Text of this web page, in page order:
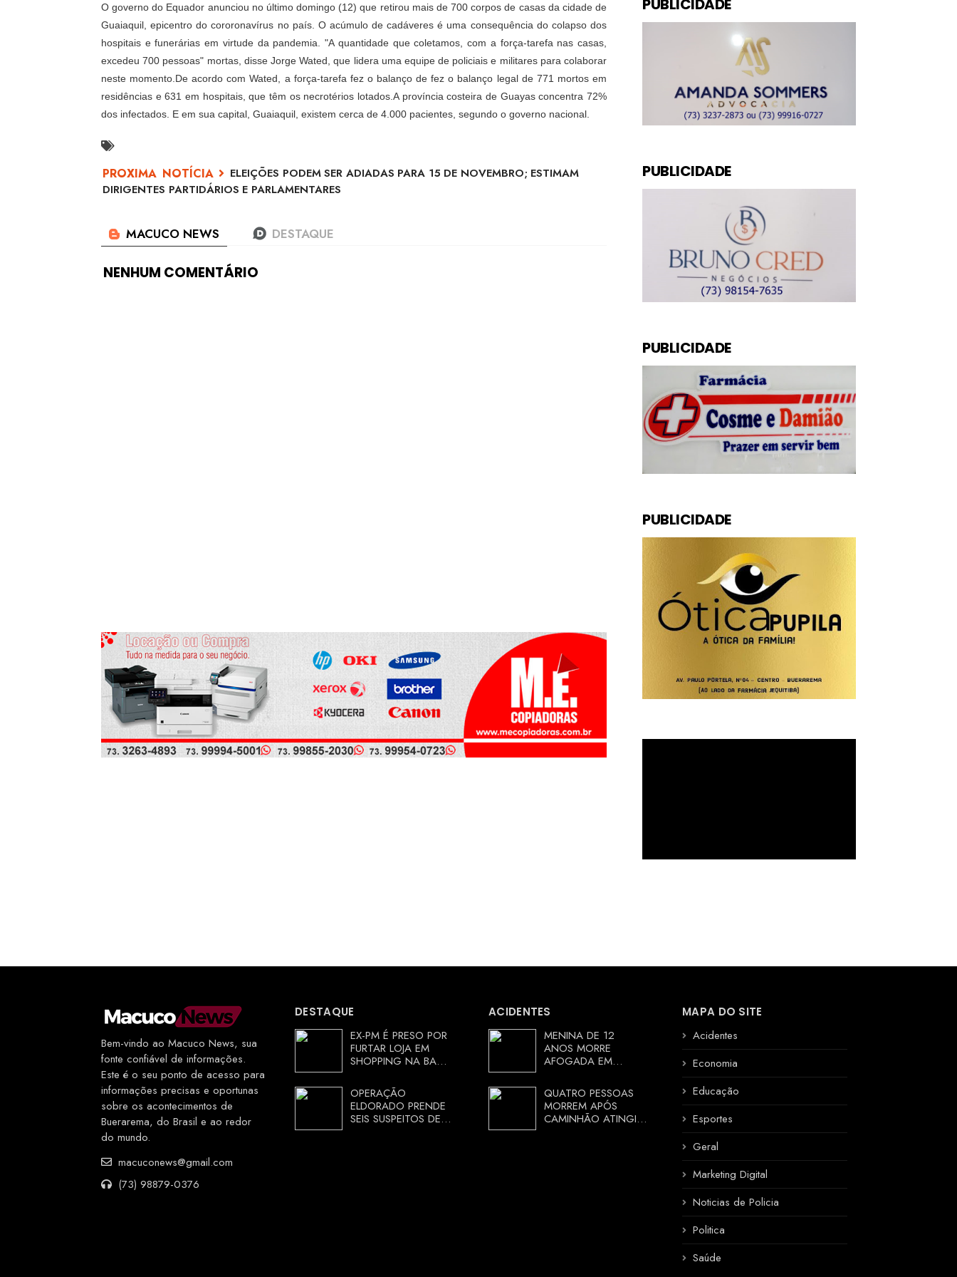
O governo do Equador anunciou no último domingo (12) que retirou mais de 700 corpos de casas da cidade de
Guaiaquil, epicentro do cororonavírus no país. O acúmulo de cadáveres é uma consequência do colapso dos
hospitais e funerárias em virtude da pandemia. "A quantidade que coletamos, com a força-tarefa nas casas,
excedeu 700 pessoas" mortas, disse Jorge Wated, que lidera uma equipe de policiais e militares para colaborar
neste momento.De acordo com Wated, a força-tarefa fez o balanço de fez o balanço legal de 771 mortos em
residências e 631 em hospitais, que têm os necrotérios lotados.A província costeira de Guayas concentra 72%
dos infectados. E em sua capital, Guaiaquil, existem cerca de 4.000 pacientes, segundo o governo nacional.
ELEIÇÕES PODEM SER ADIADAS PARA 15 DE NOVEMBRO; ESTIMAM
DIRIGENTES PARTIDÁRIOS E PARLAMENTARES
NENHUM COMENTÁRIO
PUBLICIDADE
PUBLICIDADE
PUBLICIDADE
PUBLICIDADE
Bem-vindo ao Macuco News, sua
fonte confiável de informações.
Este é o seu ponto de acesso para
informações precisas e oportunas
sobre os acontecimentos de
Buerarema, do Brasil e ao redor
do mundo.
macuconews@gmail.com
(73) 98879-0376
DESTAQUE
EX-PM É PRESO POR
FURTAR LOJA EM
SHOPPING NA BAHIA
CORRENDO DE
DELEGACIA
OPERAÇÃO
ELDORADO PRENDE
SEIS SUSPEITOS DE
ACIDENTES
MENINA DE 12
ANOS MORRE
AFOGADA EM
RURAL DE ARACI,
BAHIA; POLÍCIA
INVESTIGA
CIRCUNSTÂNCIAS
QUATRO PESSOAS
MORREM APÓS
CAMINHÃO ATINGIR
MAPA DO SITE
Acidentes
Economia
Educação
Esportes
Geral
Marketing Digital
Noticias de Policia
Politica
Saúde